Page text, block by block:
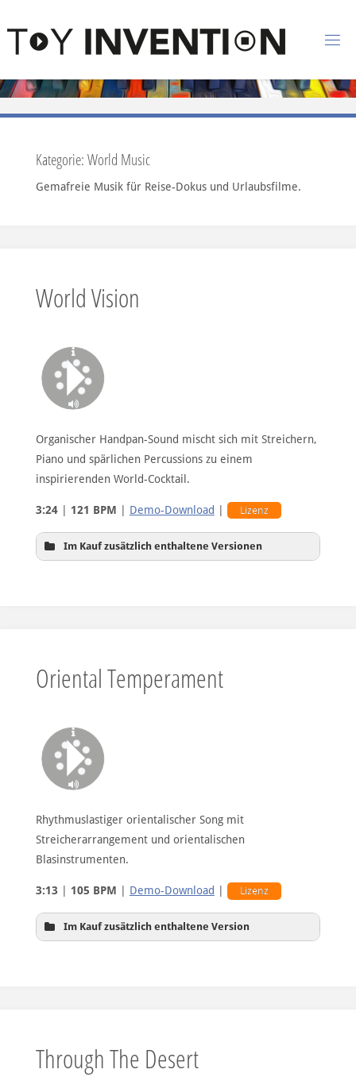
O
Y
Kategorie: World Music
Gemafreie Musik für Reise-Dokus und Urlaubsfilme.
World Vision
Organischer Handpan-Sound mischt sich mit Streichern,
Piano und spärlichen Percussions zu einem
inspirierenden World-Cocktail.
3:24| 121 BPM Demo-Download Lizenz
Im Kauf zusätzlich enthaltene Versionen
Oriental Temperament
Rhythmuslastiger orientalischer Song mit
Streicherarrangement und orientalischen
Blasinstrumenten.
3:13 105 BPM Demo-Download Lizenz
Im Kauf zusätzlich enthaltene Version
Through The Desert